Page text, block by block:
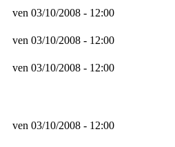
ven 03/10/2008 - 12:00
ven 03/10/2008 - 12:00
ven 03/10/2008 - 12:00
ven 03/10/2008 - 12:00